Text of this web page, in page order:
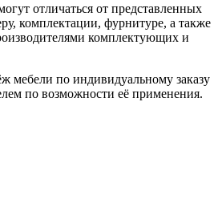
отличаться от представленных
комплектации, фурнитуре, а также
комплектующих и
мебели по индивидуальному заказу
по возможности её применения.